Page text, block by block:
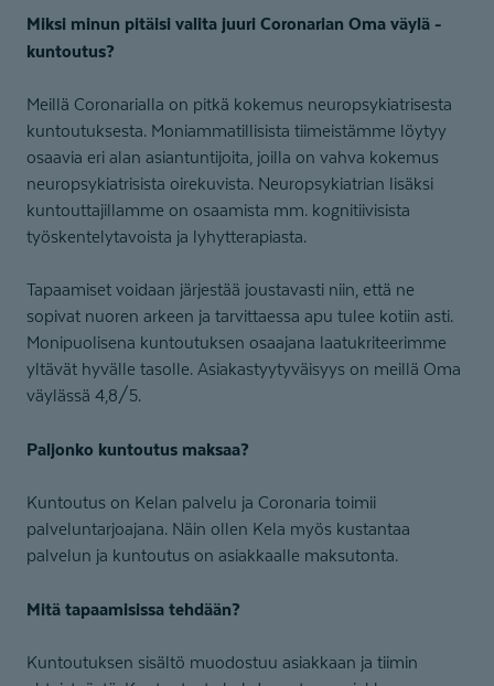
Miksi minun pitäisi valita juuri Coronarian Oma väylä -
kuntoutus?
Meillä Coronarialla on pitkä kokemus neuropsykiatrisesta
kuntoutuksesta. Moniammatillisista tiimeistämme löytyy
osaavia eri alan asiantuntijoita, joilla on vahva kokemus
neuropsykiatrisista oirekuvista. Neuropsykiatrian lisäksi
kuntouttajillamme on osaamista mm. kognitiivisista
työskentelytavoista ja lyhytterapiasta.
Tapaamiset voidaan järjestää joustavasti niin, että ne
sopivat nuoren arkeen ja tarvittaessa apu tulee kotiin asti.
Monipuolisena kuntoutuksen osaajana laatukriteerimme
yltävät hyvälle tasolle. Asiakastyytyväisyys on meillä Oma
väylässä 4,8/5.
Paljonko kuntoutus maksaa?
Kuntoutus on Kelan palvelu ja Coronaria toimii
palveluntarjoajana. Näin ollen Kela myös kustantaa
palvelun ja kuntoutus on asiakkaalle maksutonta.
Mitä tapaamisissa tehdään?
Kuntoutuksen sisältö muodostuu asiakkaan ja tiimin